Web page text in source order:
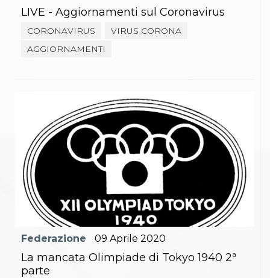
LIVE - Aggiornamenti sul Coronavirus
CORONAVIRUS
VIRUS CORONA
AGGIORNAMENTI
Federazione 09 Aprile 2020
La mancata Olimpiade di Tokyo 1940 2ª
parte